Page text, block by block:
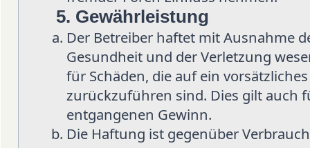
5. Gewährleistung
Der Betreiber haftet mit Ausnahme
Gesundheit und der Verletzung
für Schäden, die auf ein
zurückzuführen sind. Dies gilt auch
entgangenen Gewinn.
Die Haftung ist gegenüber